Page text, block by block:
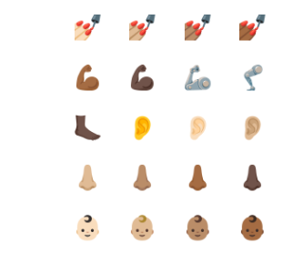
💅🏻
💅🏼 💅🏽 💅🏾
💪🏾
💪🏿 🦾 🦿
🦶🏿
👂 👂🏻 👂🏼
👃🏼
👃🏽 👃🏾 👃🏿
👶🏻
👶🏼 👶🏽 👶🏾